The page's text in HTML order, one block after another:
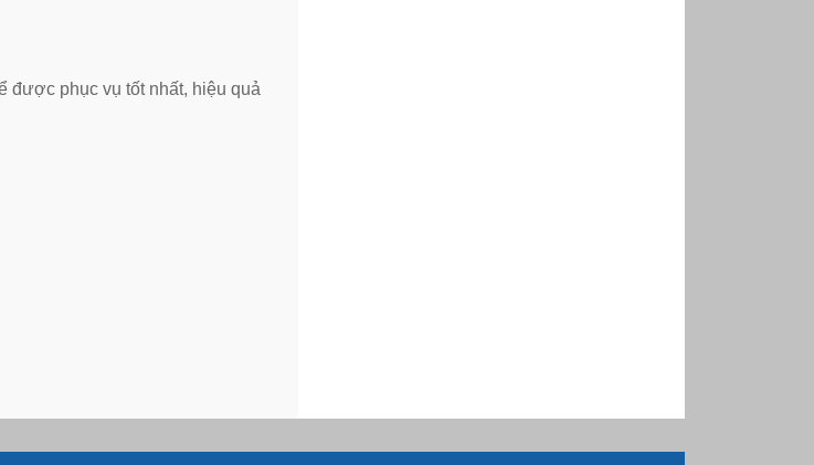
được phục vụ tốt nhất, hiệu quả